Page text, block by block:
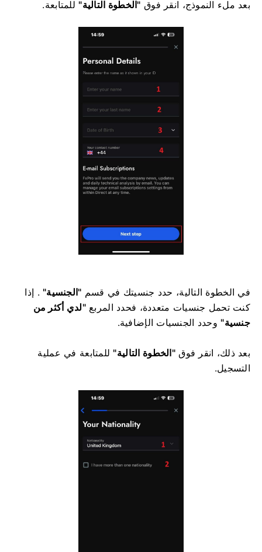
بعد ملء النموذج، انقر فوق "الخطوة التالية" للمتابعة.
في الخطوة التالية، حدد جنسيتك في قسم "الجنسية" . إذا
كنت تحمل جنسيات متعددة، فحدد المربع"لدي أكثر من
جنسية" وحدد الجنسيات الإضافية.
بعد ذلك، انقر فوق"الخطوة التالية" للمتابعة في عملية
التسجيل.